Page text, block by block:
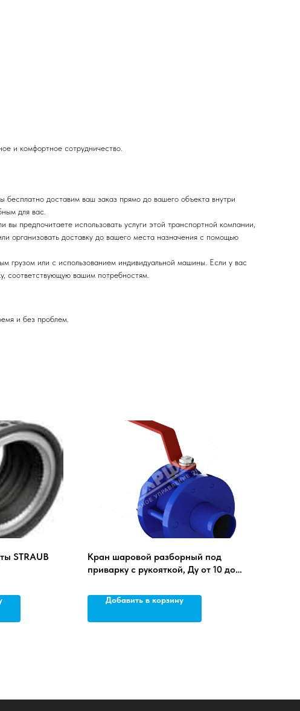
и комфортное сотрудничество.
доставим ваш заказ прямо до вашего объекта внутри
для вас.
предпочитаете использовать услуги этой транспортной компании,
организовать доставку до вашего места назначения с помощью
грузом или с использованием индивидуальной машины. Если у вас
соответствующую вашим потребностям.
и без проблем.
STRAUB
Кран шаровой разборный под
приварку с рукояткой, Ду от 10 до
Добавить в корзину